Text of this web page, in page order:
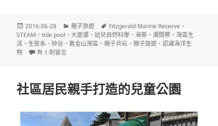
發
佈
日
期:
2016-06-28
分
類
親子旅遊
標
籤
Fitzgerald Marine Reserve 、
STEAM 、tide pool 、大退潮 、幼兒自然科學 、海葵 、潮間帶 、灣區生
活 、 生態系 、矽谷 、舊金山灣區 、親子共玩 、親子旅遊 、認識海洋生
物
在〈探索潮間帶的小生物〉中
有 1 則留言
社區居民親手打造的兒童公園